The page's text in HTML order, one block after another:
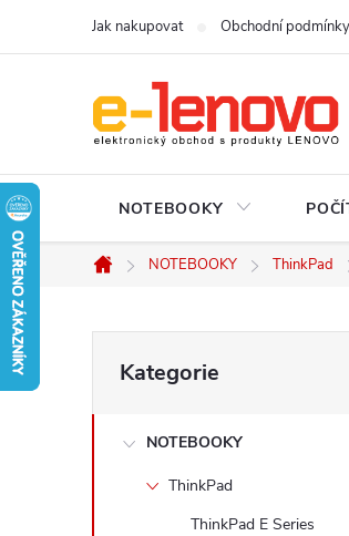
Jak nakupovat Obchodní podmínky
NOTEBOOKY
Domů
NOTEBOOKY ThinkPad
o
kategorie
Kategorie
NOTEBOOKY
ThinkPad
ThinkPad E Series